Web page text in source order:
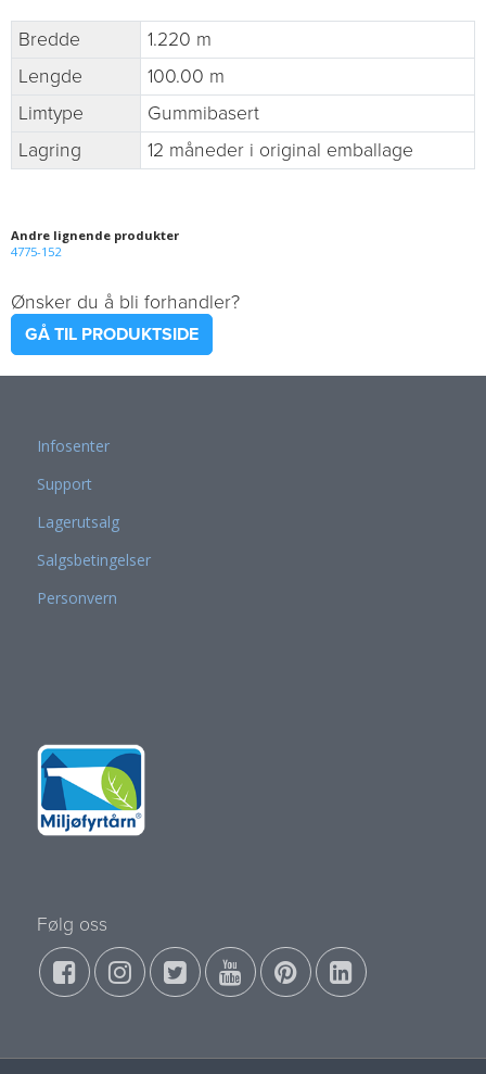
Bredde
1.220 m
Lengde
100.00 m
Limtype
Gummibasert
Lagring
12 måneder i original emballage
Andre lignende produkter
4775-152
Ønsker du å bli forhandler?
GÅ TIL PRODUKTSIDE
Infosenter
Support
Lagerutsalg
Salgsbetingelser
Personvern
Følg oss